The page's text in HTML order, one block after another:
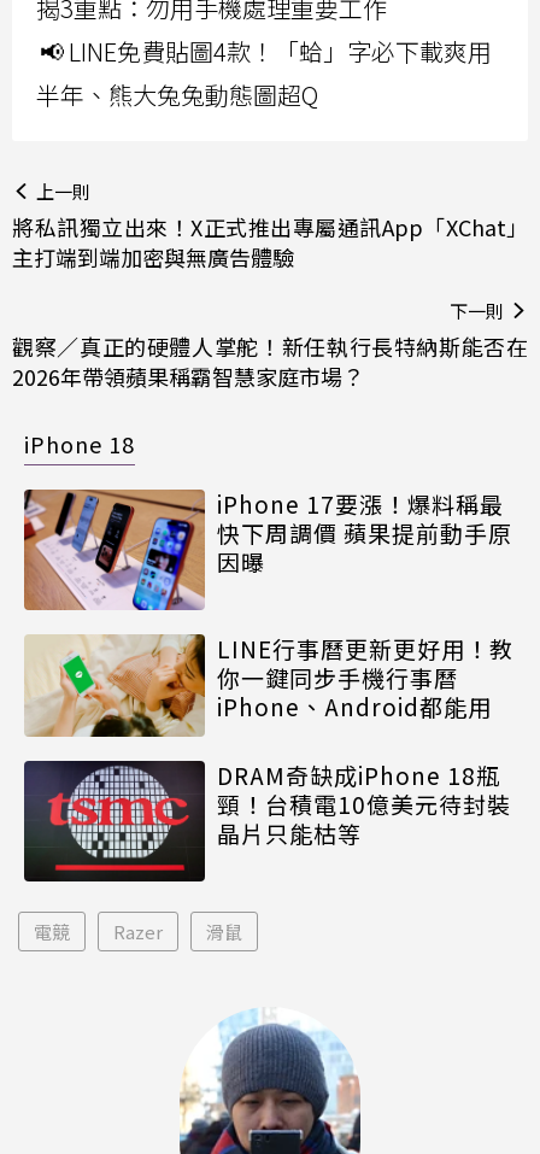
揭3重點：勿用手機處理重要工作
📢 LINE免費貼圖4款！「蛤」字必下載爽用
半年、熊大兔兔動態圖超Q
上一則
將私訊獨立出來！X正式推出專屬通訊App「XChat」
主打端到端加密與無廣告體驗
下一則
觀察／真正的硬體人掌舵！新任執行長特納斯能否在
2026年帶領蘋果稱霸智慧家庭市場？
iPhone 18
iPhone 17要漲！爆料稱最
快下周調價 蘋果提前動手原
因曝
LINE行事曆更新更好用！教
你一鍵同步手機行事曆
iPhone、Android都能用
DRAM奇缺成iPhone 18瓶
頸！台積電10億美元待封裝
晶片只能枯等
電競 Razer 滑鼠